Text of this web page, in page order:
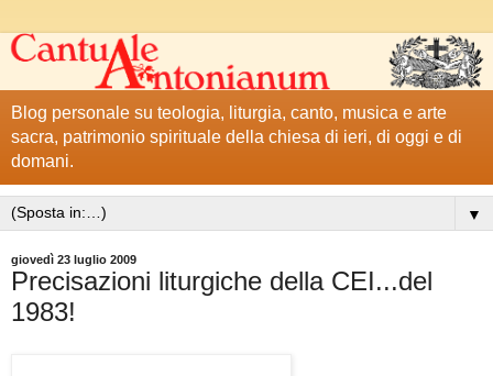
Blog personale su teologia, liturgia, canto, musica e arte
sacra, patrimonio spirituale della chiesa di ieri, di oggi e di
domani.
▼
giovedì 23 luglio 2009
Precisazioni liturgiche della CEI...del
1983!